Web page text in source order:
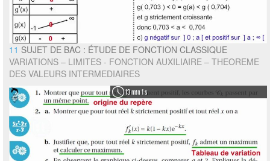
11 SUJET DE BAC : ÉTUDE DE FONCTION CLASSIQUE
VARIATIONS – LIMITES - FONCTION AUXILIAIRE – THEOREME
DES VALEURS INTERMEDIAIRES
13 min 1 s